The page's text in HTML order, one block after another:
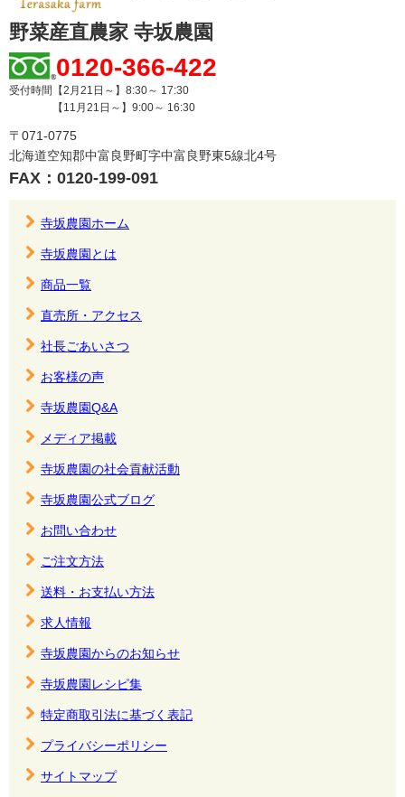
野菜産直農家 寺坂農園
0120-366-422
受付時間【2月21日～】8:30～ 17:30
【11月21日～】9:00～ 16:30
〒071-0775
北海道空知郡中富良野町字中富良野東5線北4号
FAX：0120-199-091
寺坂農園ホーム
寺坂農園とは
商品一覧
直売所・アクセス
社長ごあいさつ
お客様の声
寺坂農園Q&A
メディア掲載
寺坂農園の社会貢献活動
寺坂農園公式ブログ
お問い合わせ
ご注文方法
送料・お支払い方法
求人情報
寺坂農園からのお知らせ
寺坂農園レシピ集
特定商取引法に基づく表記
プライバシーポリシー
サイトマップ